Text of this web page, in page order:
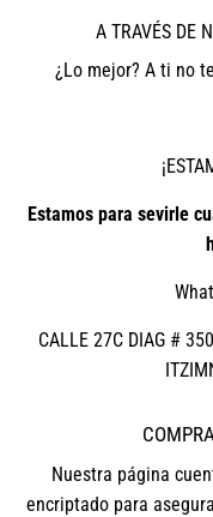
A TRAVÉS DE
¿Lo mejor? A ti no
Estamos para sevirle
CALLE 27C DIAG #
Nuestra página
encriptado para